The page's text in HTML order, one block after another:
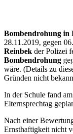
Bombendrohung in
28.11.2019, gegen
Reinbek der Polizei
Bombendrohung
wäre. (Details zu
Gründen nicht
In der Schule fand
Elternsprechtag
Nach einer
Ernsthaftigkeit nicht